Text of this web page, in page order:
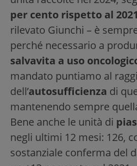
per cento rispetto al 2021
rilevato Giunchi – è
perché necessario a
salvavita a uso
mandato puntiamo al
dell’autosufficienza di
mantenendo sempre
Bene anche le unità di
negli ultimi 12 mesi: 126,
sostanziale conferma del